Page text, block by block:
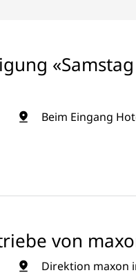
Beim Eingang
von
Direktion maxon